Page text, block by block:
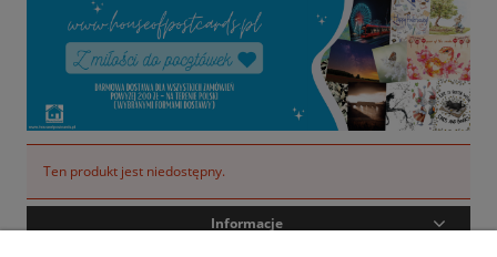
Ten produkt jest niedostępny.
Informacje